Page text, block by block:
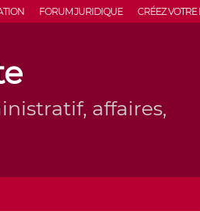
FORUM JURIDIQUE CRÉEZ VOTRE
affaires,